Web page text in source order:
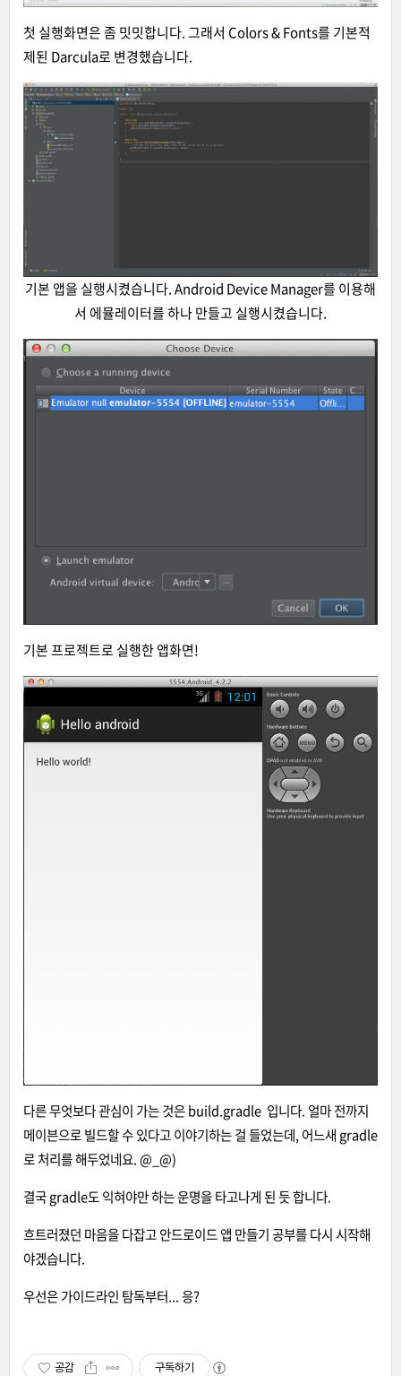
첫 실행화면은 좀 밋밋합니다. 그래서 Colors & Fonts를 기본적
제된 Darcula로 변경했습니다.
기본 앱을 실행시켰습니다. Android Device Manager를 이용해
서 에뮬레이터를 하나 만들고 실행시켰습니다.
기본 프로젝트로 실행한 앱화면!
다른 무엇보다 관심이 가는 것은 build.gradle 입니다. 얼마 전까지
메이븐으로 빌드할 수 있다고 이야기하는 걸 들었는데, 어느새 gradle
로 처리를 해두었네요. @_@)
결국 gradle도 익혀야만 하는 운명을 타고나게 된 듯 합니다.
흐트러졌던 마음을 다잡고 안드로이드 앱 만들기 공부를 다시 시작해
야겠습니다.
우선은 가이드라인 탐독부터... 응?
공감 구독하기